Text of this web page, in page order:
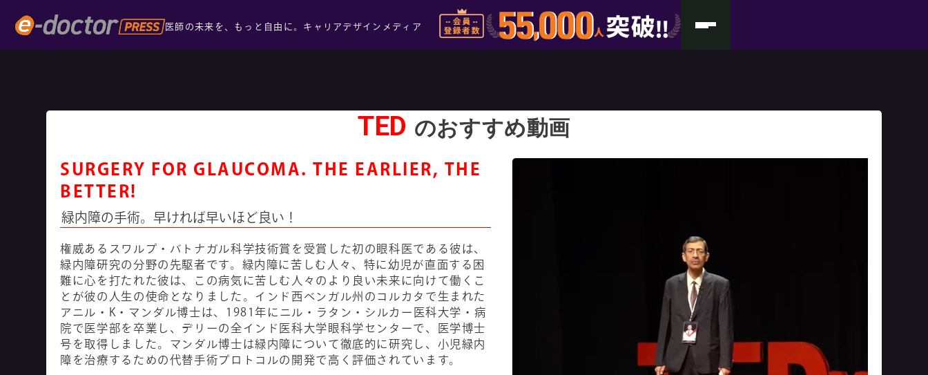
医師の未来を、もっと自由に。 キャリアデザインメディア
TED のおすすめ動画
SURGERY FOR GLAUCOMA. THE EARLIER, THE
BETTER!
緑内障の手術。早ければ早いほど良い！
権威あるスワルプ・バトナガル科学技術賞を受賞した初の眼科医である彼は、
緑内障研究の分野の先駆者です。緑内障に苦しむ人々、特に幼児が直面する困
難に心を打たれた彼は、この病気に苦しむ人々のより良い未来に向けて働くこ
とが彼の人生の使命となりました。インド西ベンガル州のコルカタで生まれた
アニル・K・マンダル博士は、1981年にニル・ラタン・シルカー医科大学・病
院で医学部を卒業し、デリーの全インド医科大学眼科学センターで、医学博士
号を取得しました。マンダル博士は緑内障について徹底的に研究し、小児緑内
障を治療するための代替手術プロトコルの開発で高く評価されています。